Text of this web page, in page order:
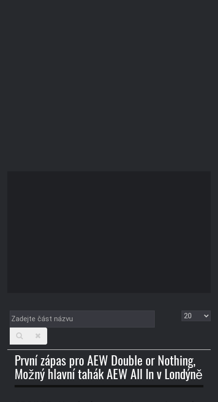
Zadejte
část
názvu
Zobrazit
První zápas pro AEW Double or Nothing,
Možný hlavní tahák AEW All In v Londýně